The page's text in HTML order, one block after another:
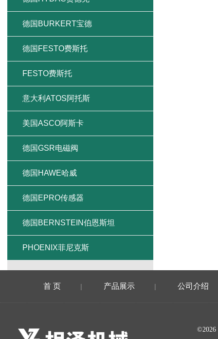
德国BURKERT宝德
德国FESTO费斯托
FESTO费斯托
意大利ATOS阿托斯
美国ASCO阿斯卡
德国GSR电磁阀
德国HAWE哈威
德国EPRO传感器
德国BERNSTEIN伯恩斯坦
PHOENIX菲尼克斯
首 页 | 产品展示 | 公司介绍